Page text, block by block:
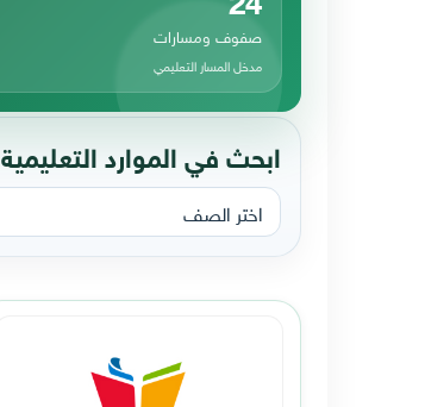
صفوف ومسارات
مدخل المسار التعليمي
ابحث في الموارد التعليمية